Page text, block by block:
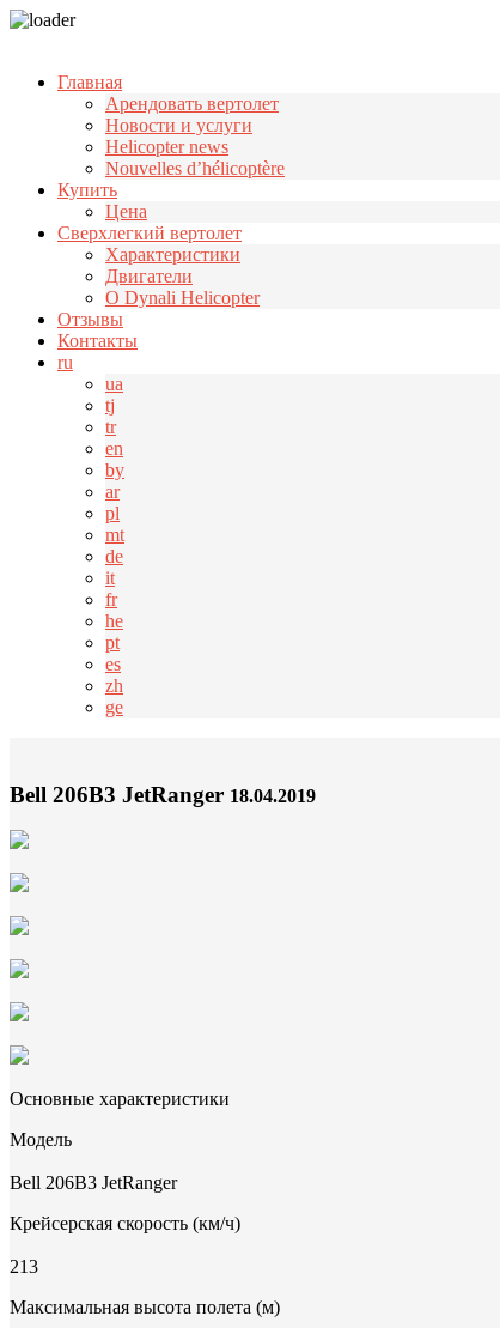
Главная
Арендовать вертолет
Новости и услуги
Helicopter news
Nouvelles d’hélicoptère
Купить
Цена
Cверхлегкий вертолет
Характеристики
Двигатели
О Dynali Helicopter
Отзывы
Контакты
ru
ua
tj
tr
en
by
ar
pl
mt
de
it
fr
he
pt
es
zh
ge
Bell 206B3 JetRanger 18.04.2019
Основные характеристики
Модель
Bell 206B3 JetRanger
Крейсерская скорость (км/ч)
213
Максимальная высота полета (м)